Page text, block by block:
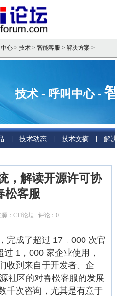
心> 技术> 智能客服 > 解决方案 >
技术 - 呼叫中心 -
技术动态 技术文摘 解
，解读开源许可协
松客服
源：CTI论坛 评论：0
成了超过 17，000 次官
1，000 家企业使用，
收到来自于开发者、企
社区的对春松客服的发展
千次咨询，尤其是有意于